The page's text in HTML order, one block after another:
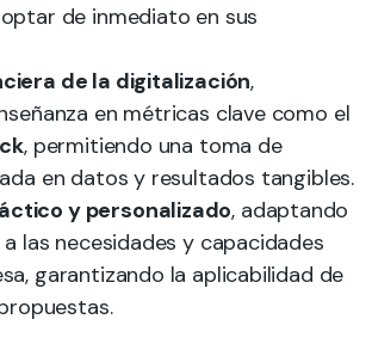
de inmediato en sus
de la digitalización,
en métricas clave como el
, permitiendo una toma de
en datos y resultados tangibles.
y personalizado, adaptando
las necesidades y capacidades
garantizando la aplicabilidad de